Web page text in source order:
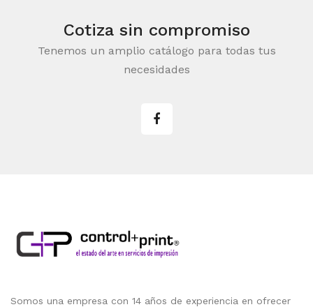
Cotiza sin compromiso
Tenemos un amplio catálogo para todas tus
necesidades
Somos una empresa con 14 años de experiencia en ofrecer